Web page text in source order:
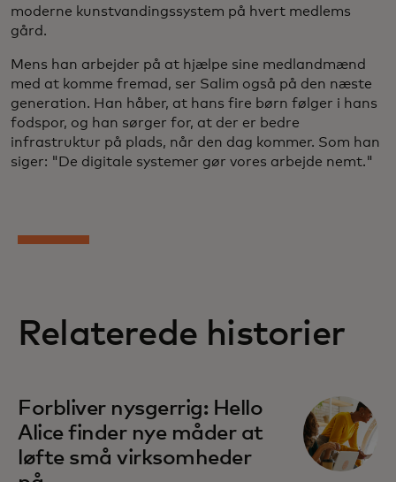
moderne kunstvandingssystem på hvert medlems
gård.
Mens han arbejder på at hjælpe sine medlandmænd
med at komme fremad, ser Salim også på den næste
generation. Han håber, at hans fire børn følger i hans
fodspor, og han sørger for, at der er bedre
infrastruktur på plads, når den dag kommer. Som han
siger: "De digitale systemer gør vores arbejde nemt."
Relaterede historier
Forbliver nysgerrig: Hello
Alice finder nye måder at
løfte små virksomheder